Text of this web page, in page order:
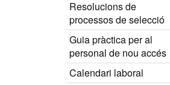
Resolucions de
processos de selecció
Guia pràctica per al
personal de nou accés
Calendari laboral